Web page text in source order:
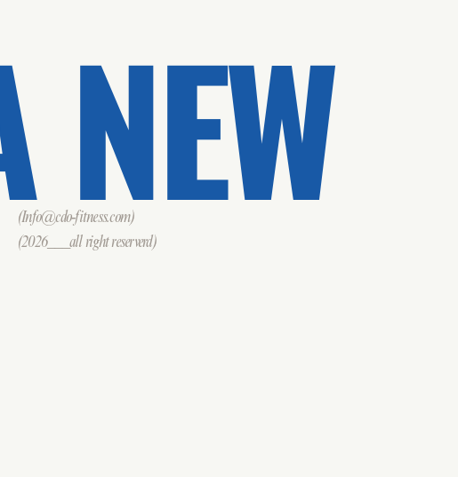
NEW
(Info@cdo-fitness.com)
(2026___all right reserverd)